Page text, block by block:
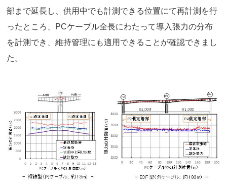
部まで延長し、供用中でも計測できる位置にて再計測を行
ったところ、PCケーブル全長にわたって導入張力の分布
を計測でき、維持管理にも適用できることが確認できまし
た。